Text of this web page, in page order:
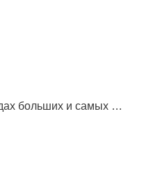
больших и самых …